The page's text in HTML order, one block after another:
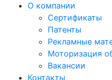
О компании
Сертификаты
Патенты
Рекламные
Моторизация
Вакансии
Контакты